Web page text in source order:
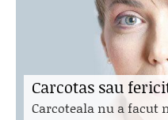
Carcotas sau
Carcoteala nu a facut